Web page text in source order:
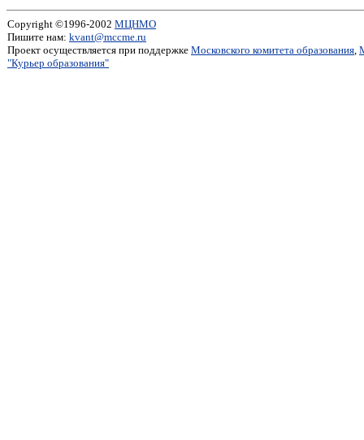
Copyright ©1996-2002 МЦНМО
Пишите нам: kvant@mccme.ru
Проект осуществляется при поддержке Московского комитета образования,
"Курьер образования"